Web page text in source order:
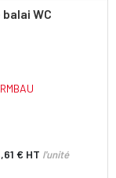
WC
,61 € HT l'unité